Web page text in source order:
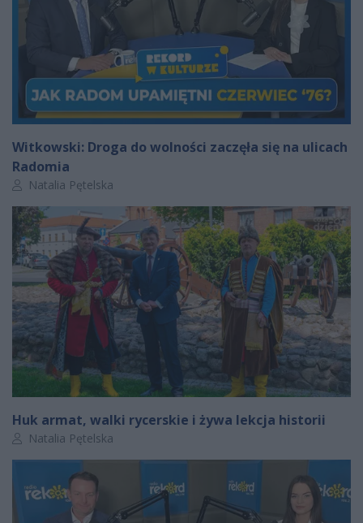
Witkowski: Droga do wolności zaczęła się na ulicach
Radomia
Autor artykułu:
Natalia Pętelska
Huk armat, walki rycerskie i żywa lekcja historii
Autor artykułu:
Natalia Pętelska